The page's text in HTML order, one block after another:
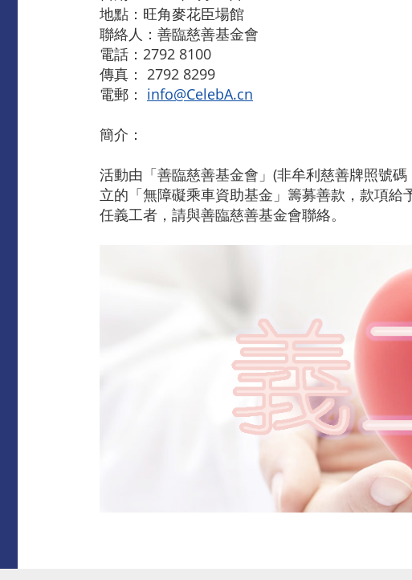
地點：旺角麥花臣場館
聯絡人：善臨慈善基金會
電話：2792 8100
傳真： 2792 8299
電郵： info@CelebA.cn
簡介：
活動由「善臨慈善基金會」(非牟利慈善牌照號
立的「無障礙乘車資助基金」籌募善款，款項
任義工者，請與善臨慈善基金會聯絡。